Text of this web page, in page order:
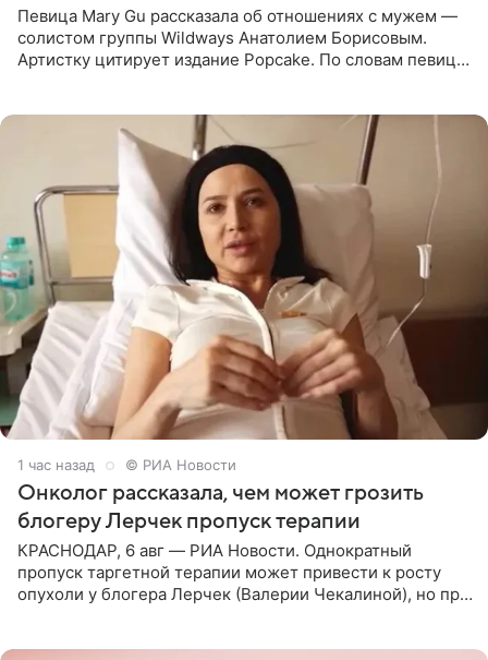
Певица Mary Gu рассказала об отношениях с мужем —
солистом группы Wildways Анатолием Борисовым.
Артистку цитирует издание Popcake. По словам певицы,
1 час назад © РИА Новости
Онколог рассказала, чем может грозить
блогеру Лерчек пропуск терапии
КРАСНОДАР, 6 авг — РИА Новости. Однократный
пропуск таргетной терапии может привести к росту
опухоли у блогера Лерчек (Валерии Чекалиной), но при